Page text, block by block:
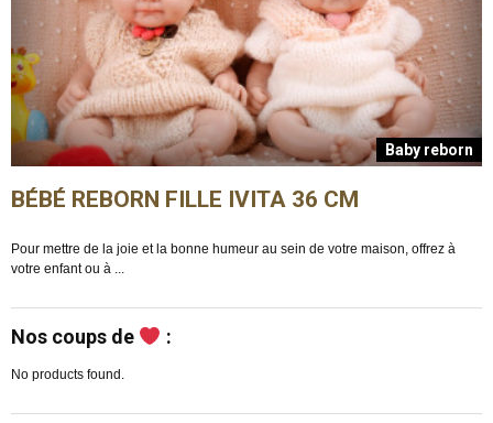
Baby reborn
BÉBÉ REBORN FILLE IVITA 36 CM
Pour mettre de la joie et la bonne humeur au sein de votre maison, offrez à
votre enfant ou à ...
Nos coups de :
No products found.